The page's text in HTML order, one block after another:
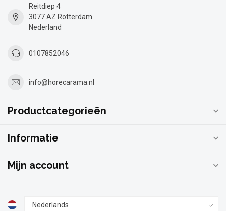
Reitdiep 4
3077 AZ Rotterdam
Nederland
0107852046
info@horecarama.nl
Productcategorieën
Informatie
Mijn account